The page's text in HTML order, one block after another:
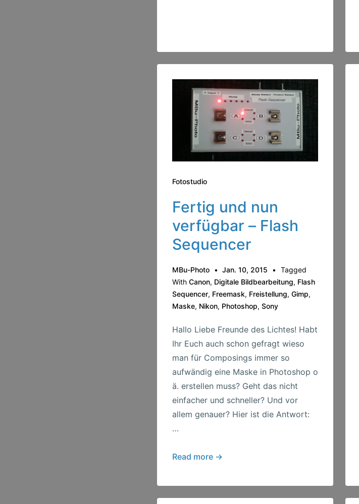
Fotostudio
Fertig und nun
verfügbar – Flash
Sequencer
MBu-Photo Jan. 10, 2015
Tagged
With Canon, Digitale Bildbearbeitung, Flash
Sequencer, Freemask, Freistellung, Gimp,
Maske, Nikon, Photoshop, Sony
Hallo Liebe Freunde des Lichtes! Habt
Ihr Euch auch schon gefragt wieso
man für Composings immer so
aufwändig eine Maske in Photoshop o
ä. erstellen muss? Geht das nicht
einfacher und schneller? Und vor
allem genauer? Hier ist die Antwort:
…
Fertig
nun
verfügbar
Read more →